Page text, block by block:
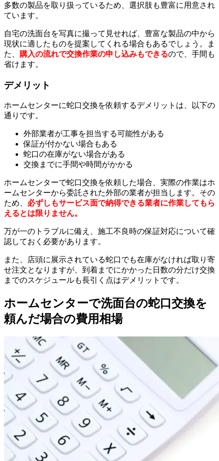
多数の製品を取り扱っているため、選択肢も豊富に用意され
ています。
自宅の洗面台を写真に撮って見せれば、豊富な製品の中から
現状に適したものを提案してくれる場合もあるでしょう。ま
た、 購入の流れで交換作業の申し込みもできるので、手間も
省けます。
デメリット
ホームセンターに蛇口交換を依頼するデメリットは、以下の
通りです。
外部業者が工事を担当する可能性がある
保証が付かない場合もある
蛇口の在庫がない場合がある
交換までに手間や時間がかかる
ホームセンターで蛇口交換を依頼した場合、実際の作業はホ
ームセンターから委託された外部の業者が担当します。その
ため、 必ずしもサービス面で納得できる業者に作業してもら
えるとは限りません。
万が一のトラブルに備え、施工不良時の保証対応について確
認しておく必要があります。
また、店頭に展示されている蛇口でも在庫がなければ取り寄
せ注文となりますが、到着までにかかった日数の分だけ交換
までのスケジュールも長引く点はデメリットです。
ホームセンターで洗面台の蛇口交換を
頼んだ場合の費用相場